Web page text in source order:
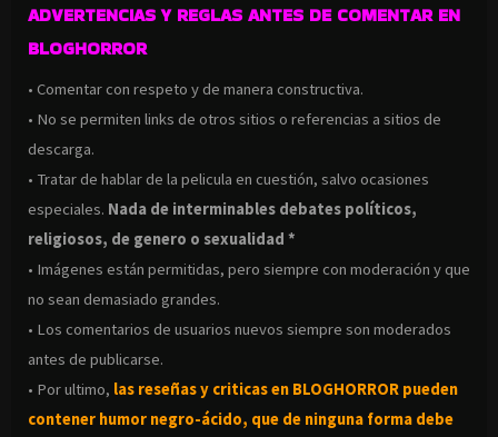
ADVERTENCIAS Y REGLAS ANTES DE COMENTAR EN
BLOGHORROR
• Comentar con respeto y de manera constructiva.
• No se permiten links de otros sitios o referencias a sitios de
descarga.
• Tratar de hablar de la pelicula en cuestión, salvo ocasiones
especiales. Nada de interminables debates políticos,
religiosos, de genero o sexualidad *
• Imágenes están permitidas, pero siempre con moderación y que
no sean demasiado grandes.
• Los comentarios de usuarios nuevos siempre son moderados
antes de publicarse.
• Por ultimo, las reseñas y criticas en BLOGHORROR pueden
contener humor negro-ácido, que de ninguna forma debe